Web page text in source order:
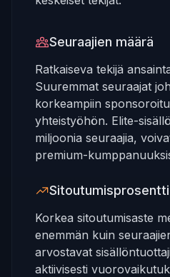
Seuraajien määrä
Ratkaiseva tekijä
Suuremmat seuraajat
korkeampiin
yhteistyöhön. Elite-
miljoonia seuraajia,
premium-
Sitoutumisprosentti
Korkea sitoutumisaste
enemmän kuin
arvostavat
aktiivisesti